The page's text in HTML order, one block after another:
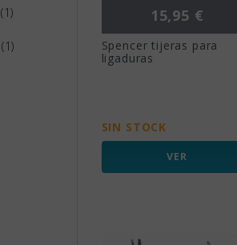
(1)
(1)
Precio
15,95 €
Spencer tijeras para
ligaduras
SIN STOCK
VER